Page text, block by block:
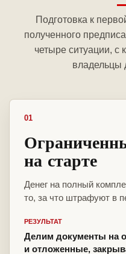
Подготовка к
полученного
четыре ситуации, с
владельцы
01
на старте
Денег на полный
то, за что штрафуют в
РЕЗУЛЬТАТ
Делим документы на
и отложенные,